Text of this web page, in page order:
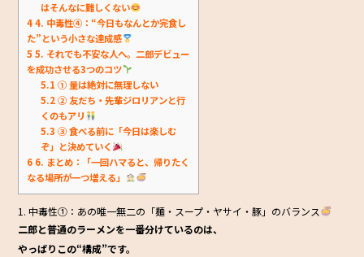
はそんなに難しくない
44. 中毒性④：“今日もなんとか完食し
た”という小さな達成感
5 5. それでも不安な人へ。二郎デビュー
を成功させる3つのコツ
5.1 ① 量は絶対に無理しない
5.2② 友だち・先輩ジロリアンと行
くのもアリ
5.3 ③ 食べる前に「今日は楽しむ
ぞ」と決めていく
6 6. まとめ：「一回ハマると、帰りたく
なる場所が一つ増える」
1. 中毒性①：あの唯一無二の「麺・スープ・ヤサイ・豚」のバランス
二郎と普通のラーメンを一番分けているのは、
やっぱりこの“構成”です。